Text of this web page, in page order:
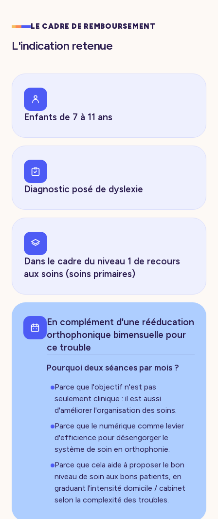
LE CADRE DE REMBOURSEMENT
L'indication retenue
Enfants de 7 à 11 ans
Diagnostic posé de dyslexie
Dans le cadre du niveau 1 de recours
aux soins (soins primaires)
En complément d'une rééducation
orthophonique bimensuelle pour
ce trouble
Pourquoi deux séances par mois ?
Parce que l'objectif n'est pas
seulement clinique : il est aussi
d'améliorer l'organisation des soins.
Parce que le numérique comme levier
d'efficience pour désengorger le
système de soin en orthophonie.
Parce que cela aide à proposer le bon
niveau de soin aux bons patients, en
graduant l'intensité domicile / cabinet
selon la complexité des troubles.